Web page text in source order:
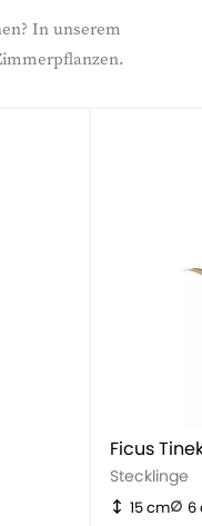
In unserem
Ficus
Stecklinge
15 cm 6